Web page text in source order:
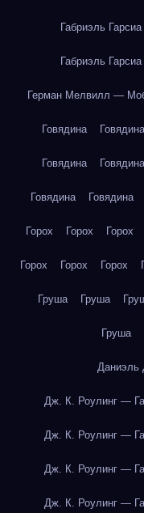
Габриэль
Габриэль
Герман Мелвилл —
Говядина Говядина
Говядина Говядина
Говядина Говядина
Горох Горох Горох
Горох Горох Горох
Груша Груша
Груша
Даниэль
Дж. К. Роулинг —
Дж. К. Роулинг —
Дж. К. Роулинг —
Дж. К. Роулинг —